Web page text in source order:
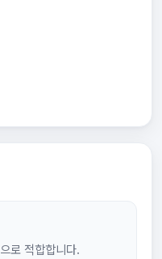
로 적합합니다.